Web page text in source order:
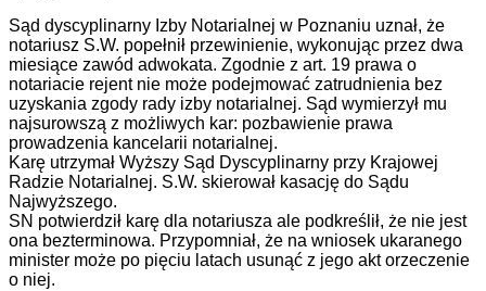
Sąd dyscyplinarny Izby Notarialnej w Poznaniu uznał, że
notariusz S.W. popełnił przewinienie, wykonując przez dwa
miesiące zawód adwokata. Zgodnie z art. 19 prawa o
notariacie rejent nie może podejmować zatrudnienia bez
uzyskania zgody rady izby notarialnej. Sąd wymierzył mu
najsurowszą z możliwych kar: pozbawienie prawa
prowadzenia kancelarii notarialnej.
Karę utrzymał Wyższy Sąd Dyscyplinarny przy Krajowej
Radzie Notarialnej. S.W. skierował kasację do Sądu
Najwyższego.
SN potwierdził karę dla notariusza ale podkreślił, że nie jest
ona bezterminowa. Przypomniał, że na wniosek ukaranego
minister może po pięciu latach usunąć z jego akt orzeczenie
o niej.